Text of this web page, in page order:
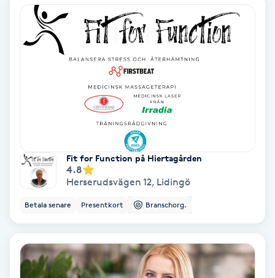
Nagelvård
Naglar borttagning
Navelpiercing
NBE-massage
Olaplex
Fit for Function på Hiertagården
4.8
Herserudsvägen 12, Lidingö
Betala senare Presentkort Branschorg.